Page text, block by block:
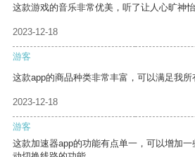
这款游戏的音乐非常优美，听了让人心旷神怡
2023-12-18
游客
这款app的商品种类非常丰富，可以满足我所
2023-12-18
游客
这款加速器app的功能有点单一，可以增加